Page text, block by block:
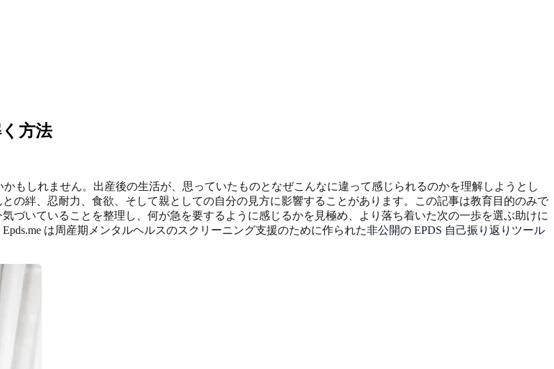
方法
もしれません。出産後の生活が、思っていたものとなぜこんなに違って感じられるのかを理解しようとし
の絆、忍耐力、食欲、そして親としての自分の見方に影響することがあります。この記事は教育目的のみで
づいていることを整理し、何が急を要するように感じるかを見極め、より落ち着いた次の一歩を選ぶ助けに
は周産期メンタルヘルスのスクリーニング支援のために作られた非公開の EPDS 自己振り返りツール